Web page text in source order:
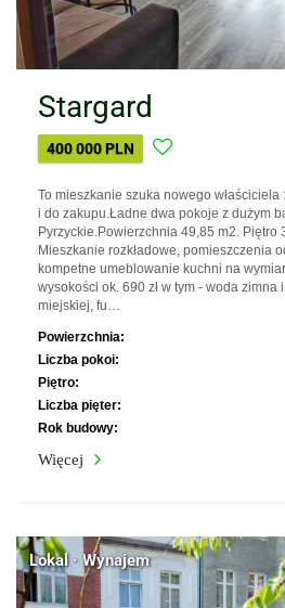
Stargard
400 000 PLN
To mieszkanie szuka nowego
i do zakupu.Ładne dwa pokoje z dużym
Pyrzyckie.Powierzchnia 49,85 m2. Piętro
Mieszkanie rozkładowe, pomieszczenia
kompetne umeblowanie kuchni na
wysokości ok. 690 zł w tym - woda zimna
miejskiej, fu…
Powierzchnia:
Liczba pokoi:
Piętro:
Liczba pięter:
Rok budowy:
Więcej
Lokal · Wynajem